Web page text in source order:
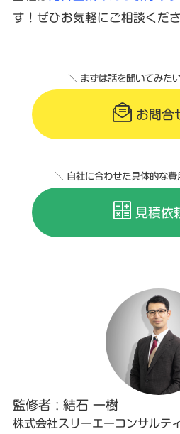
す！ぜひお気軽にご相談くださ
＼ まずは話を聞いてみた
お問合
＼ 自社に合わせた具体的な
見積依
監修者 : 結石 一樹
株式会社スリーエーコンサルテ